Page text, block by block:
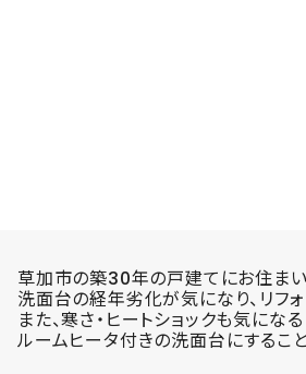
草加市の築30年の戸建てにお住ま
洗面台の経年劣化が気になり、リフ
また、寒さ・ヒートショックも気にな
ルームヒータ付きの洗面台にするこ